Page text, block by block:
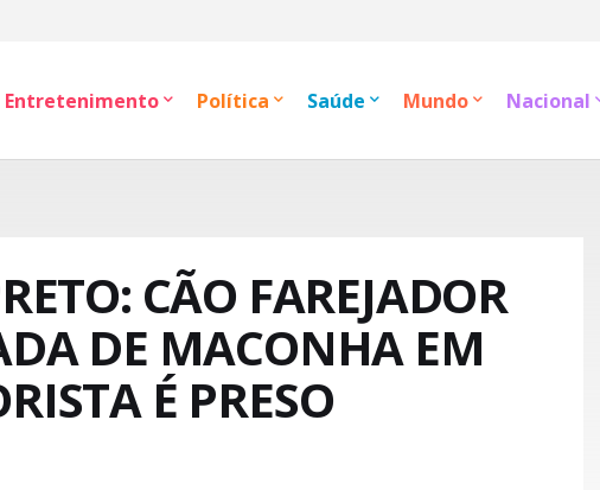
Entretenimento Política Saúde Mundo Nacional
CÃO FAREJADOR
DE MACONHA EM
É PRESO